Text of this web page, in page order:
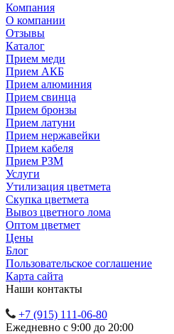
Компания
О компании
Отзывы
Каталог
Прием меди
Прием АКБ
Прием алюминия
Прием свинца
Прием бронзы
Прием латуни
Прием нержавейки
Прием кабеля
Прием РЗМ
Услуги
Утилизация цветмета
Скупка цветмета
Вывоз цветного лома
Оптом цветмет
Цены
Блог
Пользовательское соглашение
Карта сайта
Наши контакты
+7 (915) 111-06-80
Ежедневно с 9:00 до 20:00